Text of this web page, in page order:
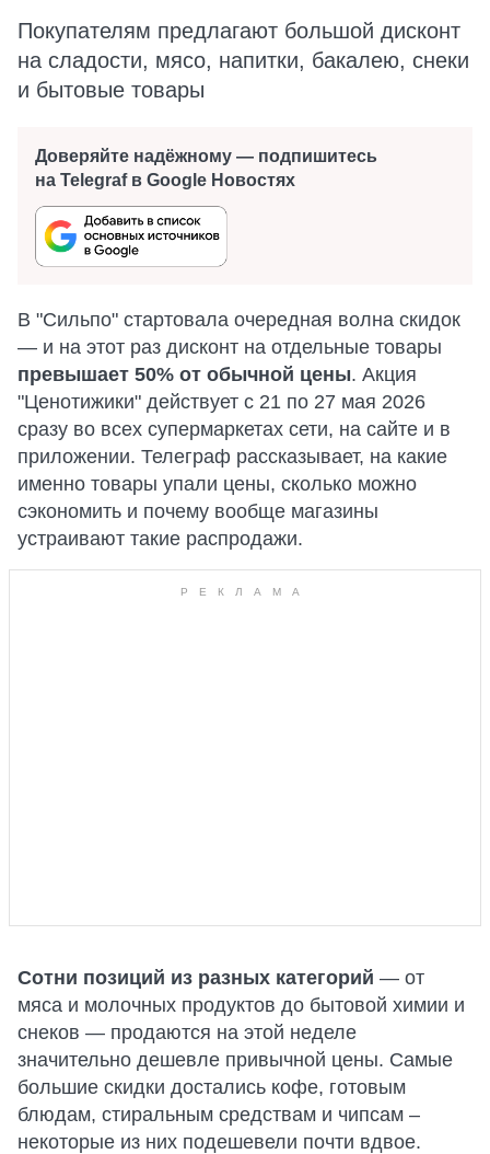
Покупателям предлагают большой дисконт
на сладости, мясо, напитки, бакалею, снеки
и бытовые товары
Доверяйте надёжному — подпишитесь
на Telegraf в Google Новостях
В "Сильпо" стартовала очередная волна скидок
— и на этот раз дисконт на отдельные товары
превышает 50% от обычной цены. Акция
"Ценотижики" действует с 21 по 27 мая 2026
сразу во всех супермаркетах сети, на сайте и в
приложении. Телеграф рассказывает, на какие
именно товары упали цены, сколько можно
сэкономить и почему вообще магазины
устраивают такие распродажи.
Сотни позиций из разных категорий — от
мяса и молочных продуктов до бытовой химии и
снеков — продаются на этой неделе
значительно дешевле привычной цены. Самые
большие скидки достались кофе, готовым
блюдам, стиральным средствам и чипсам –
некоторые из них подешевели почти вдвое.